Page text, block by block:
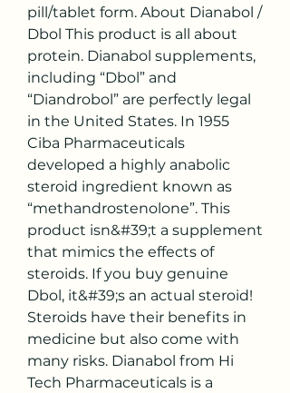
pill/tablet form. About Dianabol /
Dbol This product is all about
protein. Dianabol supplements,
including “Dbol” and
“Diandrobol” are perfectly legal
in the United States. In 1955
Ciba Pharmaceuticals
developed a highly anabolic
steroid ingredient known as
“methandrostenolone”. This
product isn&#39;t a supplement
that mimics the effects of
steroids. If you buy genuine
Dbol, it&#39;s an actual steroid!
Steroids have their benefits in
medicine but also come with
many risks. Dianabol from Hi
Tech Pharmaceuticals is a